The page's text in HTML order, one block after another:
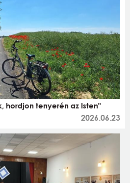
hordjon tenyerén az Isten"
2026.06.23